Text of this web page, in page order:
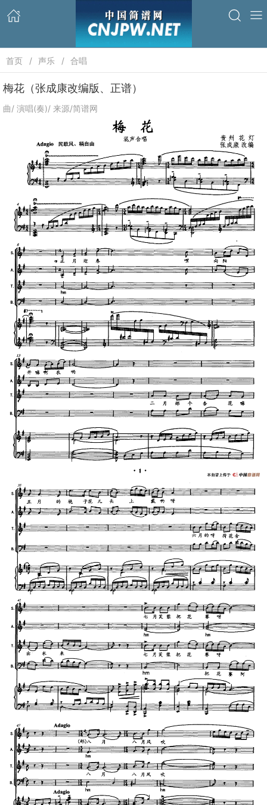
首页 声乐 合唱
梅花（张成康改编版、正谱）
曲/ 演唱(奏)/ 来源/简谱网